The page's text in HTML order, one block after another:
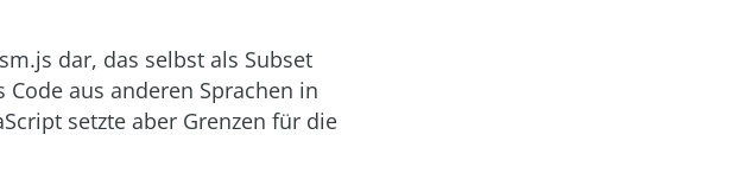
dar, das selbst als Subset
aus anderen Sprachen in
setzte aber Grenzen für die